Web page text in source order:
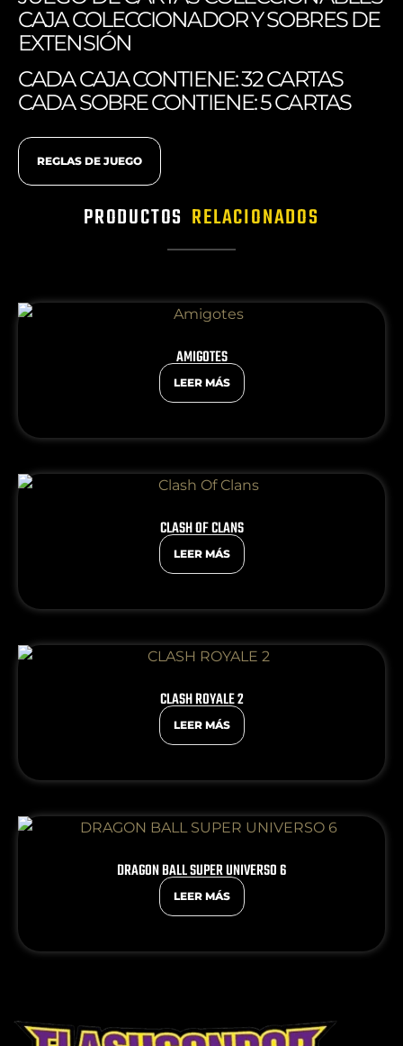
CAJA COLECCIONADOR Y SOBRES DE
EXTENSIÓN
CADA CAJA CONTIENE: 32 CARTAS
CADA SOBRE CONTIENE: 5 CARTAS
REGLAS DE JUEGO
PRODUCTOS RELACIONADOS
AMIGOTES
LEER MÁS
CLASH OF CLANS
LEER MÁS
CLASH ROYALE 2
LEER MÁS
DRAGON BALL SUPER UNIVERSO 6
LEER MÁS